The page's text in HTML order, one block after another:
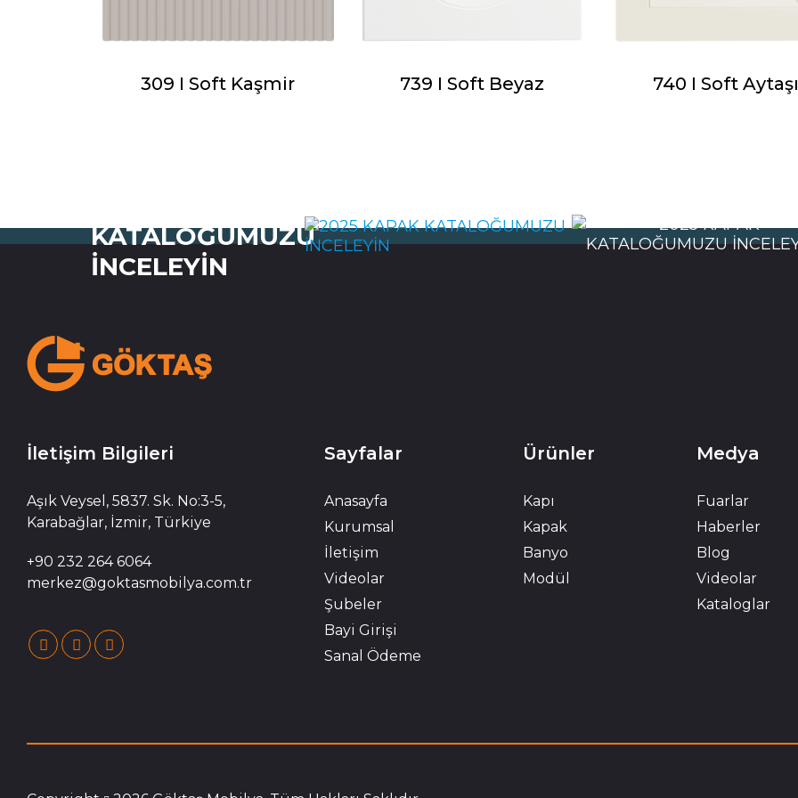
309 I Soft Kaşmir 739 I Soft Beyaz 740 I Soft Aytaşı
KATALOĞUMUZU
İNCELEYİN
İletişim Bilgileri
Aşık Veysel, 5837. Sk. No:3-5,
Karabağlar, İzmir, Türkiye
+90 232 264 6064
merkez@goktasmobilya.com.tr
Sayfalar
Anasayfa
Kurumsal
İletişim
Videolar
Şubeler
Bayi Girişi
Sanal Ödeme
Ürünler
Kapı
Kapak
Banyo
Modül
Medya
Fuarlar
Haberler
Blog
Videolar
Kataloglar